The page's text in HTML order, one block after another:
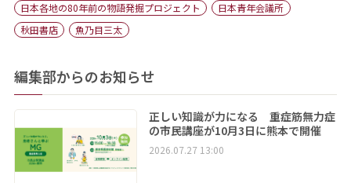
日本各地の80年前の物語発掘プロジェクト
日本青年会議所
秋田書店
魚乃目三太
編集部からのお知らせ
正しい知識が力になる 重症筋無力症
の市民講座が10月3日に熊本で開催
2026.07.27 13:00